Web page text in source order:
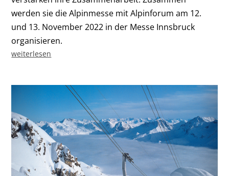
werden sie die Alpinmesse mit Alpinforum am 12.
und 13. November 2022 in der Messe Innsbruck
organisieren.
weiterlesen